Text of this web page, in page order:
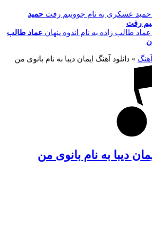
حمید
رفت
عماد طالب
» دانلود آهنگ ایمان دیبا به نام بانوی من
دیبا به نام بانوی من